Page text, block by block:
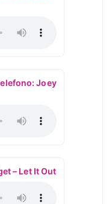
Joey
– Let It Out